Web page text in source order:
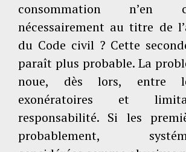
consommation n’en
nécessairement au titre de
du Code civil ? Cette
paraît plus probable. La
noue, dès lors, entre
exonératoires et
responsabilité. Si les
probablement,